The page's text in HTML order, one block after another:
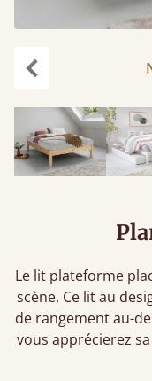
Le lit plateforme
scène. Ce lit au
de rangement au-
vous apprécierez